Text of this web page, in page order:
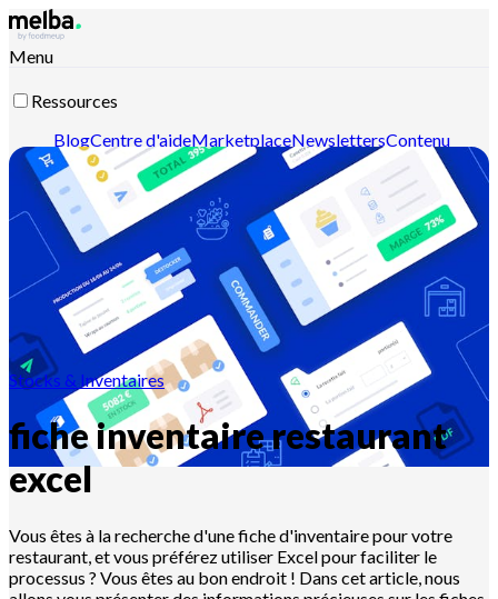
Menu
Ressources
BlogCentre d'aideMarketplaceNewslettersContenu
intelligentDocumentation APIDocumentation MCP
Contactez-nousDécouvrir melba
Stocks & Inventaires
fiche inventaire restaurant
excel
Vous êtes à la recherche d'une fiche d'inventaire pour votre
restaurant, et vous préférez utiliser Excel pour faciliter le
processus ? Vous êtes au bon endroit ! Dans cet article, nous